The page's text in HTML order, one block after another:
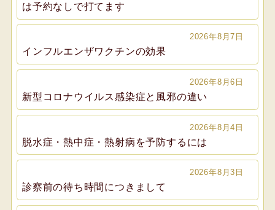
は予約なしで打てます
2026年8月7日
インフルエンザワクチンの効果
2026年8月6日
新型コロナウイルス感染症と風邪の違い
2026年8月4日
脱水症・熱中症・熱射病を予防するには
2026年8月3日
診察前の待ち時間につきまして